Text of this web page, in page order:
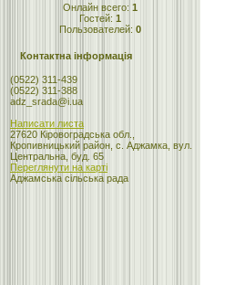
Онлайн всего: 1
Гостей: 1
Пользователей: 0
Контактна інформація
(0522) 311-439
(0522) 311-388
adz_srada@i.ua
Написати листа
27620 Кіровоградська обл.,
Кропивницький район, с. Аджамка, вул.
Центральна, буд. 65
Переглянути на карті
Аджамська сільська рада